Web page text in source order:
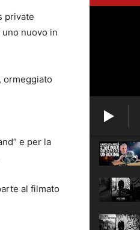
private
nuovo in
ormeggiato
e per la
al filmato